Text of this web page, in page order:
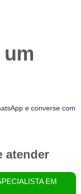
e converse com
atender
EM